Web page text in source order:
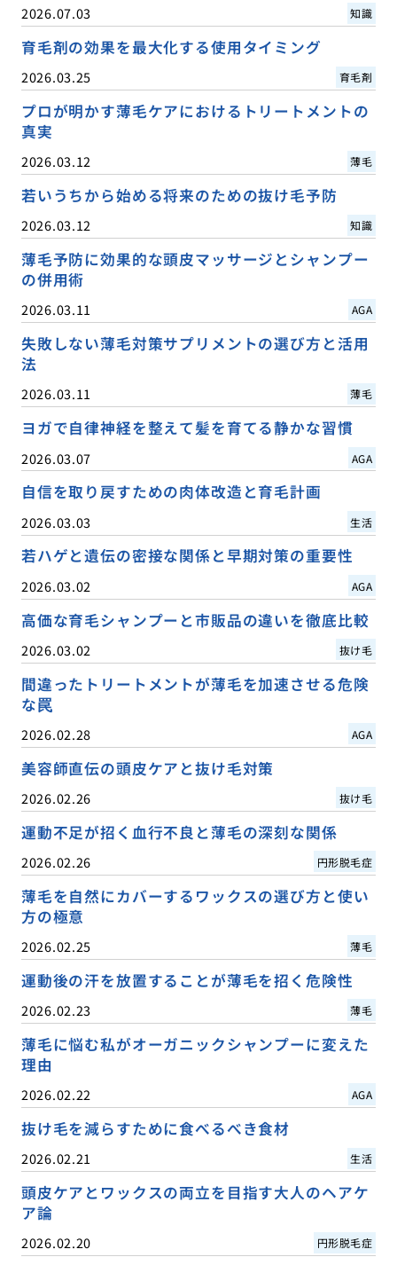
2026.07.03 知識
育毛剤の効果を最大化する使用タイミング
2026.03.25 育毛剤
プロが明かす薄毛ケアにおけるトリートメントの
真実
2026.03.12 薄毛
若いうちから始める将来のための抜け毛予防
2026.03.12 知識
薄毛予防に効果的な頭皮マッサージとシャンプー
の併用術
2026.03.11 AGA
失敗しない薄毛対策サプリメントの選び方と活用
法
2026.03.11 薄毛
ヨガで自律神経を整えて髪を育てる静かな習慣
2026.03.07 AGA
自信を取り戻すための肉体改造と育毛計画
2026.03.03 生活
若ハゲと遺伝の密接な関係と早期対策の重要性
2026.03.02 AGA
高価な育毛シャンプーと市販品の違いを徹底比較
2026.03.02 抜け毛
間違ったトリートメントが薄毛を加速させる危険
な罠
2026.02.28 AGA
美容師直伝の頭皮ケアと抜け毛対策
2026.02.26 抜け毛
運動不足が招く血行不良と薄毛の深刻な関係
2026.02.26 円形脱毛症
薄毛を自然にカバーするワックスの選び方と使い
方の極意
2026.02.25 薄毛
運動後の汗を放置することが薄毛を招く危険性
2026.02.23 薄毛
薄毛に悩む私がオーガニックシャンプーに変えた
理由
2026.02.22 AGA
抜け毛を減らすために食べるべき食材
2026.02.21 生活
頭皮ケアとワックスの両立を目指す大人のヘアケ
ア論
2026.02.20 円形脱毛症